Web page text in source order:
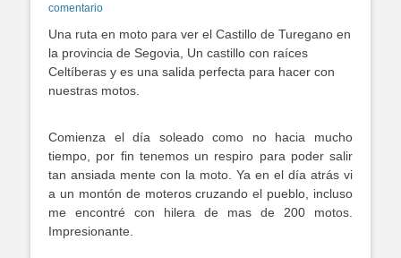
en
comentario
Una ruta en moto para ver el Castillo de Turegano en
la provincia de Segovia, Un castillo con raíces
Celtíberas y es una salida perfecta para hacer con
nuestras motos.
Comienza el día soleado como no hacia mucho
tiempo, por fin tenemos un respiro para poder salir
tan ansiada mente con la moto. Ya en el día atrás vi
a un montón de moteros cruzando el pueblo, incluso
me encontré con hilera de mas de 200 motos.
Impresionante.